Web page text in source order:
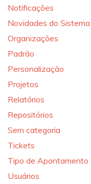
Notificações
Novidades do Sistema
Organizações
Padrão
Personalização
Projetos
Relatórios
Repositórios
Sem categoria
Tickets
Tipo de Apontamento
Usuários